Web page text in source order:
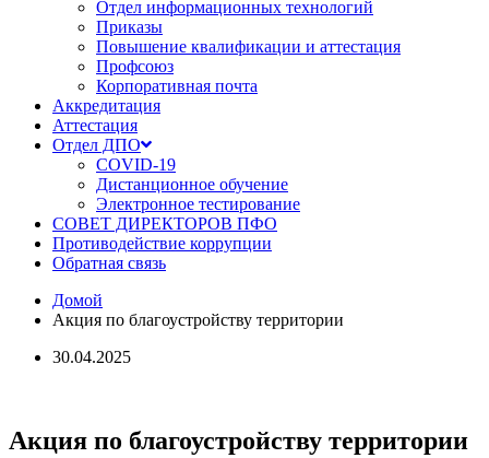
Отдел информационных технологий
Приказы
Повышение квалификации и аттестация
Профсоюз
Корпоративная почта
Аккредитация
Аттестация
Отдел ДПО
COVID-19
Дистанционное обучение
Электронное тестирование
СОВЕТ ДИРЕКТОРОВ ПФО
Противодействие коррупции
Обратная связь
Домой
Акция по благоустройству территории
30.04.2025
Акция по благоустройству территории